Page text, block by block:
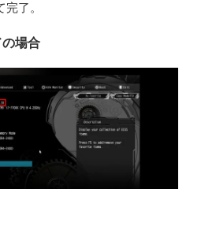
了。
場合